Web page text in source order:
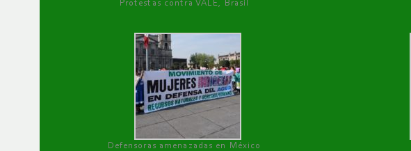
Protestas contra VALE, Brasil
Defensoras amenazadas en México